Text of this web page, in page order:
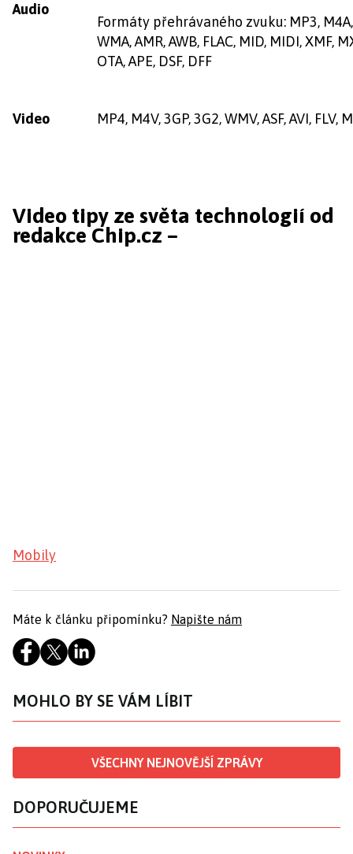
Audio
Formáty přehrávaného zvuku: MP3, M4A,
WMA, AMR, AWB, FLAC, MID, MIDI, XMF,
OTA, APE, DSF, DFF
Video MP4, M4V, 3GP, 3G2, WMV, ASF, AVI, FLV,
Video tipy ze světa technologií od
redakce Chip.cz –
Mobily
Máte k článku připomínku? Napište nám
MOHLO BY SE VÁM LÍBIT
VŠECHNY NEJNOVĚJŠÍ ZPRÁVY
DOPORUČUJEME